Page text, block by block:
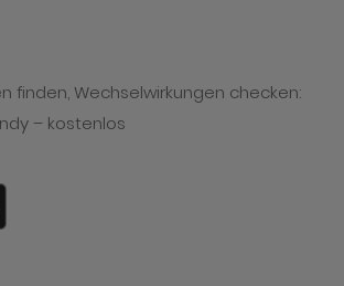
Wechselwirkungen checken:
– kostenlos